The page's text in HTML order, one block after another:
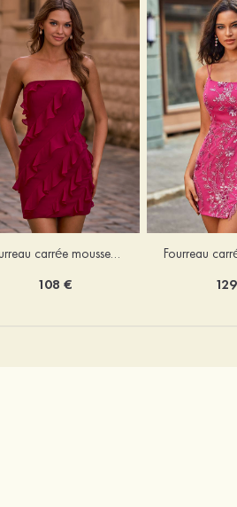
Fourreau carrée mousseline courte/mini robe de fête de la rentré avec volants
108 €